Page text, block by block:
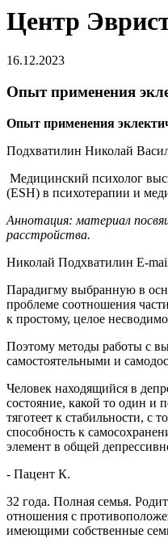
Центр
16.12.2023
Опыт применения
Опыт применения
Подхватилин Николай
Медицинский психолог
(ESH) в психотерапии и
Аннотация: материал
расстройства.
Николай Подхватилин E-
Парадигму выбранную в
проблеме соотношения
к простому, целое
Поэтому методы работы с
самостоятельными и
Человек находящийся в
состояние, какой то один и
тяготеет к стабильности, с
способность к
элемент в общей
- Пацент К.
32 года. Полная семья.
отношения с
имеющими собственные